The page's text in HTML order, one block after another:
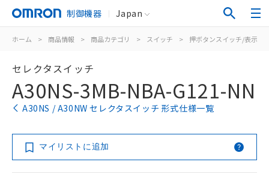
制御機器 Japan
ホーム > 商品情報 > 商品カテゴリ > スイッチ > 押ボタンスイッチ/表示灯
セレクタスイッチ
A30NS-3MB-NBA-G121-NN
A30NS / A30NW セレクタスイッチ 形式仕様一覧
マイリストに追加